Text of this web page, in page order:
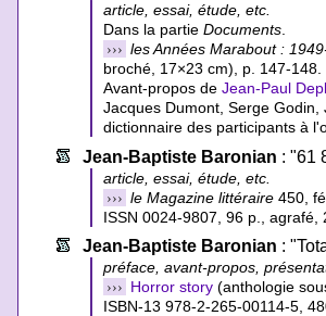
article, essai, étude, etc.
Dans la partieDocuments.
››› les Années Marabout :
broché, 17×23 cm), p. 147-148.
Avant-propos deJean-Paul
Jacques Dumont, Serge
dictionnaire des participants à
Jean-Baptiste Baronian : "61
article, essai, étude, etc.
››› le Magazine littéraire 450,
ISSN 0024-9807, 96 p., agrafé,
Jean-Baptiste Baronian :
préface, avant-propos,
››› Horror story (anthologie
ISBN-13 978-2-265-00114-5 ,